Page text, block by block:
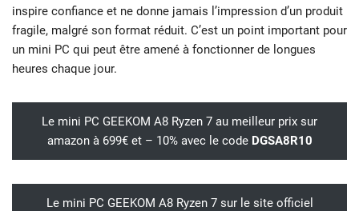
inspire confiance et ne donne jamais l’impression d’un produit
fragile, malgré son format réduit. C’est un point important pour
un mini PC qui peut être amené à fonctionner de longues
heures chaque jour.
Le mini PC GEEKOM A8 Ryzen 7 au meilleur prix sur
amazon à 699€ et – 10% avec le code DGSA8R10
Le mini PC GEEKOM A8 Ryzen 7 sur le site officiel